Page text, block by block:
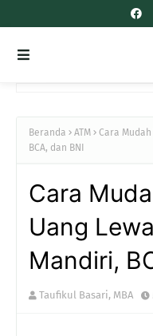
Beranda ATM
Cara
BCA, dan BNI
Cara
Uang
Mandiri,
Taufikul Basari, MBA